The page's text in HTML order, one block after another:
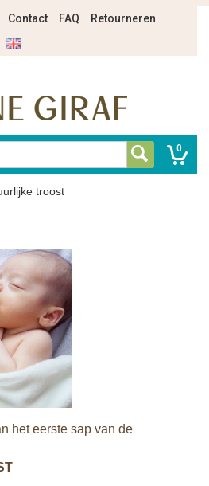
Contact FAQ
Retourneren
0
troost
het eerste sap van de